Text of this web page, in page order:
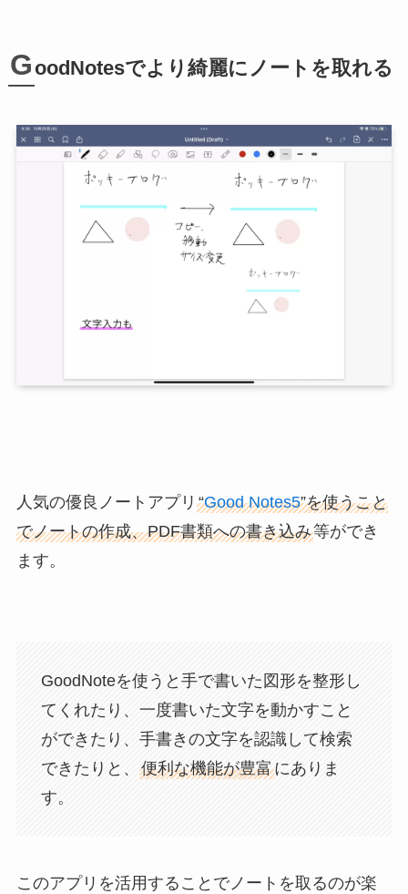
G oodNotesでより綺麗にノートを取れる
人気の優良ノートアプリ “Good Notes5”を使うこと
でノートの作成、PDF書類への書き込み等ができ
ます。
GoodNoteを使うと手で書いた図形を整形し
てくれたり、一度書いた文字を動かすこと
ができたり、手書きの文字を認識して検索
できたりと、 便利な機能が豊富にありま
す。
このアプリを活用することでノートを取るのが楽